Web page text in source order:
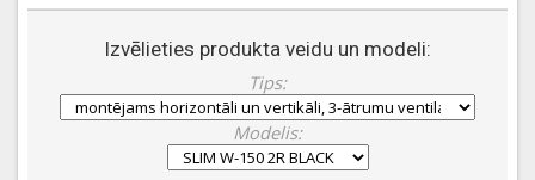
Izvēlieties produkta veidu un modeli:
Tips:
Modelis: